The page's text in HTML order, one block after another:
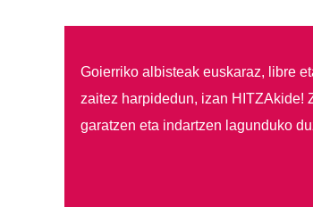
Goierriko albisteak euskaraz, libre
zaitez harpidedun, izan HITZAkide!
garatzen eta indartzen lagunduko